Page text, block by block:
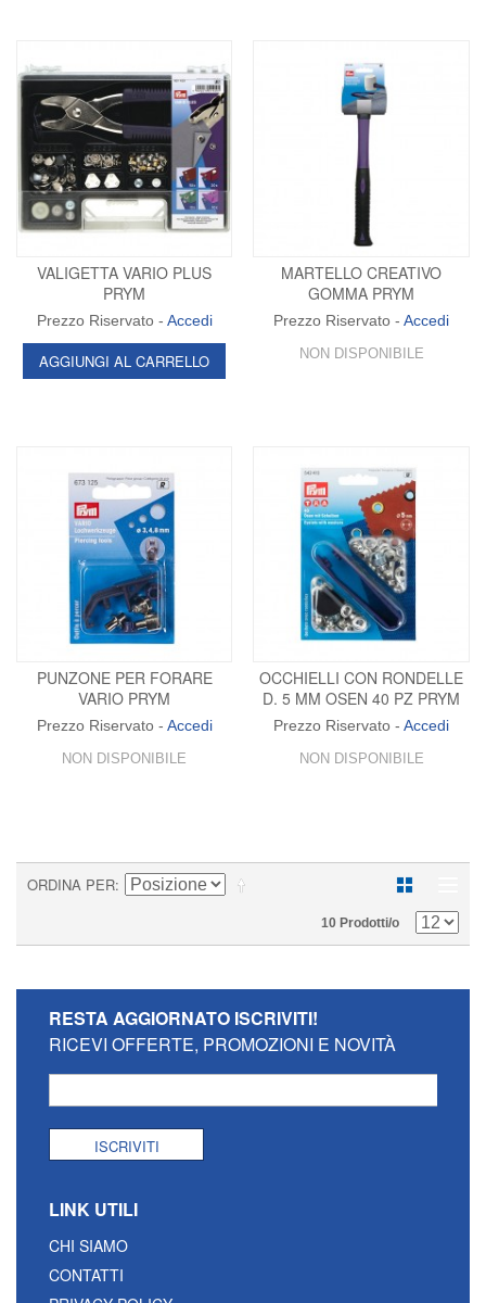
VALIGETTA VARIO PLUS
PRYM
Prezzo Riservato - Accedi
AGGIUNGI AL CARRELLO
MARTELLO CREATIVO
GOMMA PRYM
Prezzo Riservato -Accedi
NON DISPONIBILE
PUNZONE PER FORARE
VARIO PRYM
Prezzo Riservato - Accedi
NON DISPONIBILE
OCCHIELLI CON RONDELLE
D. 5 MM OSEN 40 PZ PRYM
Prezzo Riservato -Accedi
NON DISPONIBILE
ORDINA PER
10 Prodotti/o
RESTA AGGIORNATO ISCRIVITI!
RICEVI OFFERTE, PROMOZIONI E NOVITÀ
ISCRIVITI
LINK UTILI
CHI SIAMO
CONTATTI